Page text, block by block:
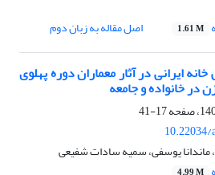
1.61 M اصل مقاله به زبان دوم
ایرانی در آثار معماران دوره پهلوی
خانواده و جامعه
17-41
ماندانا یوسفی، سمیه سادات شفیعی